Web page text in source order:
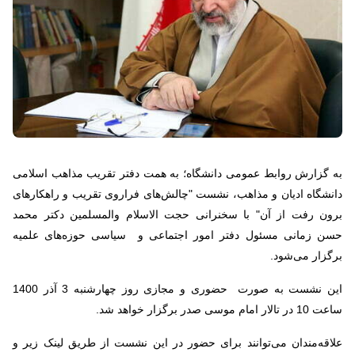
به گزارش روابط عمومی دانشگاه؛ به همت دفتر تقریب مذاهب اسلامی
دانشگاه ادیان و مذاهب، نشست "چالش‌های فراروی تقریب و راهکارهای
برون رفت از آن" با سخنرانی حجت الاسلام والمسلمین دکتر محمد
حسن زمانی مسئول دفتر امور اجتماعی و سیاسی حوزه‌های علمیه
برگزار می‌شود.
این نشست به صورت حضوری و مجازی روز چهارشنبه 3 آذر 1400
ساعت 10 در تالار امام موسی صدر برگزار خواهد شد.
علاقه‌مندان می‌توانند برای حضور در این نشست‌ از طریق لینک زیر و